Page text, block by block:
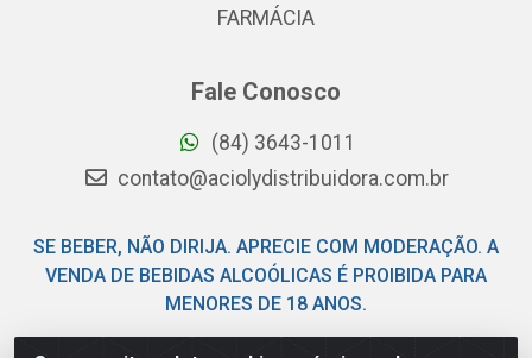
FARMÁCIA
Fale Conosco
(84) 3643-1011
contato@aciolydistribuidora.com.br
SE BEBER, NÃO DIRIJA. APRECIE COM MODERAÇÃO. A
VENDA DE BEBIDAS ALCOÓLICAS É PROIBIDA PARA
MENORES DE 18 ANOS.